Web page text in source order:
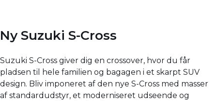
Ny Suzuki S-Cross
Suzuki S-Cross giver dig en crossover, hvor du får
pladsen til hele familien og bagagen i et skarpt SUV
design. Bliv imponeret af den nye S-Cross med masser
af standardudstyr, et moderniseret udseende og